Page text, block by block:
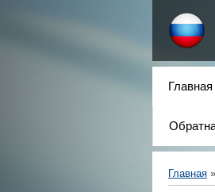
Главная »